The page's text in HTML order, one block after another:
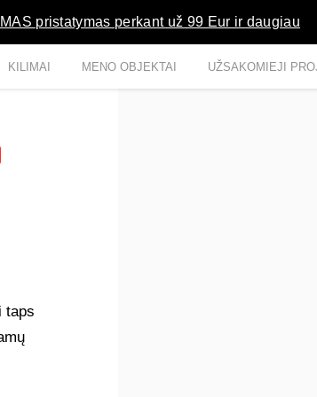
pristatymas perkant už 99 Eur ir daugiau
KILIMAI MENO OBJEKTAI UŽSAKOMIEJI
taps